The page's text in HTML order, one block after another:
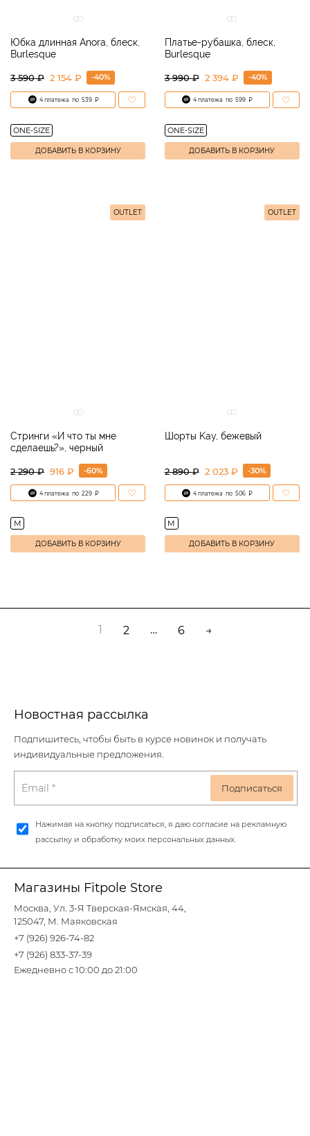
Юбка длинная Anora, блеск,
Burlesque
3 590₽ 2 154 ₽ -40%
4 платежа по 539 ₽
ONE-SIZE
ДОБАВИТЬ В КОРЗИНУ
Платье-рубашка, блеск,
Burlesque
3 990₽ 2 394 ₽ -40%
4 платежа по 599 ₽
ONE-SIZE
ДОБАВИТЬ В КОРЗИНУ
OUTLET
Стринги «И что ты мне
сделаешь?», черный
2 290₽ 916 ₽ -60%
4 платежа по 229 ₽
M
ДОБАВИТЬ В КОРЗИНУ
OUTLET
Шорты Kay, бежевый
2 890₽ 2 023 ₽ -30%
4 платежа по 506 ₽
M
ДОБАВИТЬ В КОРЗИНУ
1 2 … 6 →
Магазины Fitpole Store
Москва, Ул. 3-Я Тверская-Ямская, 44,
125047, М. Маяковская
+7 (926) 926-74-82
+7 (926) 833-37-39
Ежедневно с 10:00 до 21:00
Новостная рассылка
Подпишитесь, чтобы быть в курсе новинок и получать
индивидуальные предложения.
Нажимая на кнопку подписаться, я даю согласие на рекламную
рассылку и обработку моих персональных данных.